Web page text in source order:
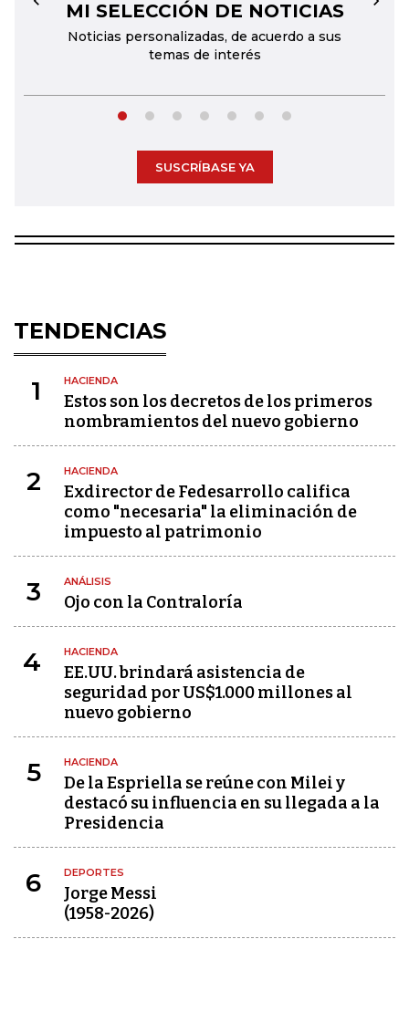
MI SELECCIÓN DE NOTICIAS
Noticias personalizadas, de acuerdo a sus
temas de interés
← →
SUSCRÍBASE YA
TENDENCIAS
1 HACIENDA
Estos son los decretos de los primeros
nombramientos del nuevo gobierno
2 HACIENDA
Exdirector de Fedesarrollo califica
como "necesaria" la eliminación de
impuesto al patrimonio
3 ANÁLISIS
Ojo con la Contraloría
4 HACIENDA
EE.UU. brindará asistencia de
seguridad por US$1.000 millones al
nuevo gobierno
5 HACIENDA
De la Espriella se reúne con Milei y
destacó su influencia en su llegada a la
Presidencia
6 DEPORTES
Jorge Messi
(1958-2026)